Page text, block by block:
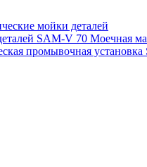
мойки деталей
SAM-V 70 Моечная
промывочная